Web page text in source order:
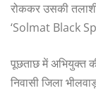
रोककर उसकी
‘Solmat Black
पूछताछ में अभियुक्त
निवासी जिला